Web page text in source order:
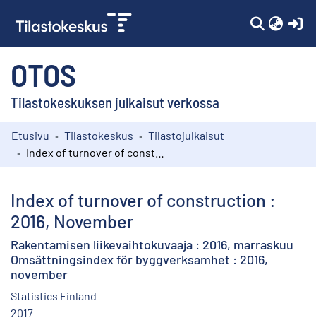
OTOS
Tilastokeskuksen julkaisut verkossa
Kokoelmat
Etusivu Tilastokeskus
Tilastojulkaisut
Index of turnover of construction :
2016, November
Rakentamisen liikevaihtokuvaaja : 2016, marraskuu
Omsättningsindex för byggverksamhet : 2016,
november
Statistics Finland
2017